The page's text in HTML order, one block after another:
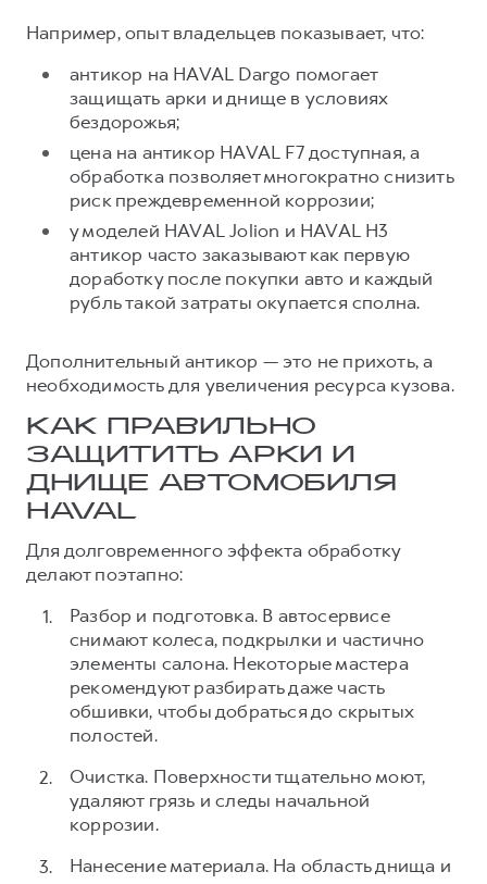
Например, опыт владельцев показывает, что:
антикор на HAVAL Dargo помогает
защищать арки и днище в условиях
бездорожья;
цена на антикор HAVAL F7 доступная, а
обработка позволяет многократно снизить
риск преждевременной коррозии;
у моделей HAVAL Jolion и HAVAL H3
антикор часто заказывают как первую
доработку после покупки авто и каждый
рубль такой затраты окупается сполна.
Дополнительный антикор — это не прихоть, а
необходимость для увеличения ресурса кузова.
КАК ПРАВИЛЬНО
ЗАЩИТИТЬ АРКИ И
ДНИЩЕ АВТОМОБИЛЯ
HAVAL
Для долговременного эффекта обработку
делают поэтапно:
Разбор и подготовка. В автосервисе
снимают колеса, подкрылки и частично
элементы салона. Некоторые мастера
рекомендуют разбирать даже часть
обшивки, чтобы добраться до скрытых
полостей.
Очистка. Поверхности тщательно моют,
удаляют грязь и следы начальной
коррозии.
Нанесение материала. На область днища и